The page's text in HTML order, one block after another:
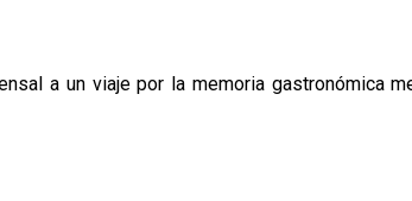
a un viaje por la memoria gastronómica